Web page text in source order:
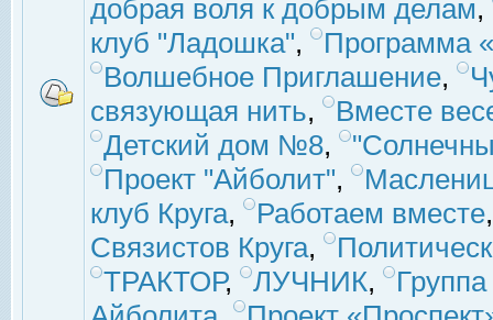
добрая воля к добрым делам,
клуб "Ладошка",
Программа
Волшебное Приглашение,
связующая нить,
Вместе
Детский дом №8,
Проект "Айболит",
клуб Круга, Работаем вместе
Связистов Круга,
ТРАКТОР, ЛУЧНИК,